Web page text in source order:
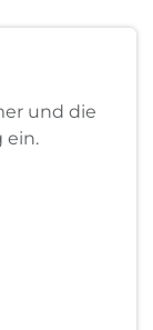
und die
ein.